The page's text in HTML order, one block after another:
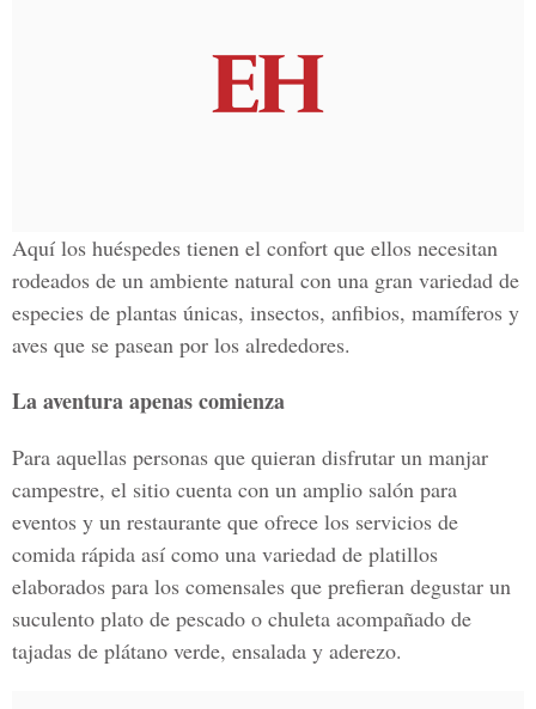
Aquí los huéspedes tienen el confort que ellos necesitan
rodeados de un ambiente natural con una gran variedad de
especies de plantas únicas, insectos, anfibios, mamíferos y
aves que se pasean por los alrededores.
La aventura apenas comienza
Para aquellas personas que quieran disfrutar un manjar
campestre, el sitio cuenta con un amplio salón para
eventos y un restaurante que ofrece los servicios de
comida rápida así como una variedad de platillos
elaborados para los comensales que prefieran degustar un
suculento plato de pescado o chuleta acompañado de
tajadas de plátano verde, ensalada y aderezo.